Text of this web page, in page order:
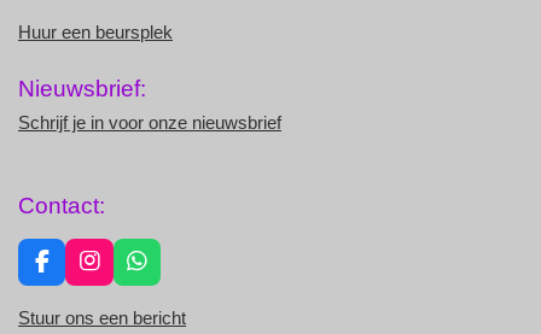
Huur een beursplek
Nieuwsbrief:
Schrijf je in voor onze nieuwsbrief
Contact:
F
a
c
I
n
s
W
h
a
Stuur ons een bericht